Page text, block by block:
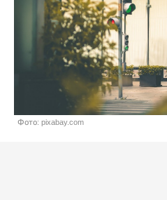
Фото: pixabay.com